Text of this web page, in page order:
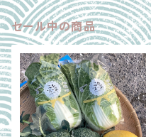
セール中の商品